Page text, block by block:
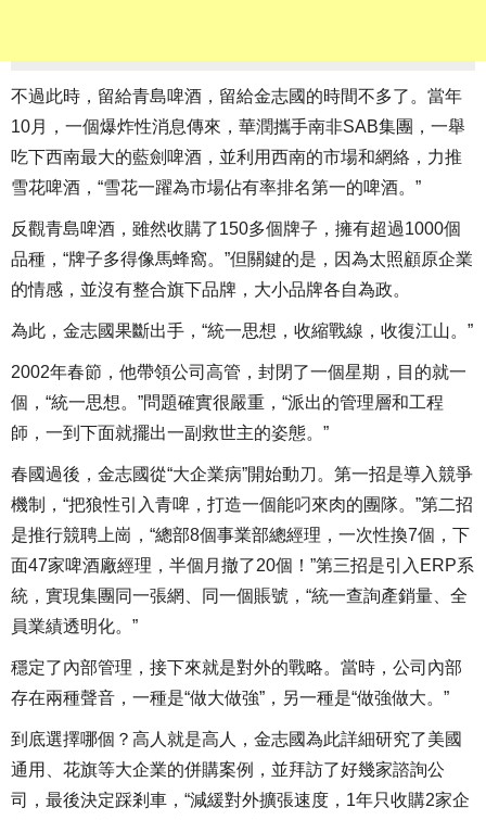
不過此時，留給青島啤酒，留給金志國的時間不多了。當年
10月，一個爆炸性消息傳來，華潤攜手南非SAB集團，一舉
吃下西南最大的藍劍啤酒，並利用西南的市場和網絡，力推
雪花啤酒，“雪花一躍為市場佔有率排名第一的啤酒。”
反觀青島啤酒，雖然收購了150多個牌子，擁有超過1000個
品種，“牌子多得像馬蜂窩。”但關鍵的是，因為太照顧原企業
的情感，並沒有整合旗下品牌，大小品牌各自為政。
為此，金志國果斷出手，“統一思想，收縮戰線，收復江山。”
2002年春節，他帶領公司高管，封閉了一個星期，目的就一
個，“統一思想。”問題確實很嚴重，“派出的管理層和工程
師，一到下面就擺出一副救世主的姿態。”
春國過後，金志國從“大企業病”開始動刀。第一招是導入競爭
機制，“把狼性引入青啤，打造一個能叼來肉的團隊。”第二招
是推行競聘上崗，“總部8個事業部總經理，一次性換7個，下
面47家啤酒廠經理，半個月撤了20個！”第三招是引入ERP系
統，實現集團同一張網、同一個賬號，“統一查詢產銷量、全
員業績透明化。”
穩定了內部管理，接下來就是對外的戰略。當時，公司內部
存在兩種聲音，一種是“做大做強”，另一種是“做強做大。”
到底選擇哪個？高人就是高人，金志國為此詳細研究了美國
通用、花旗等大企業的併購案例，並拜訪了好幾家諮詢公
司，最後決定踩剎車，“減緩對外擴張速度，1年只收購2家企